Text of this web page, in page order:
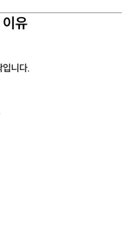
유
입니다.